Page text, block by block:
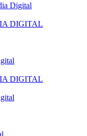
Digital
DIGITAL
DIGITAL